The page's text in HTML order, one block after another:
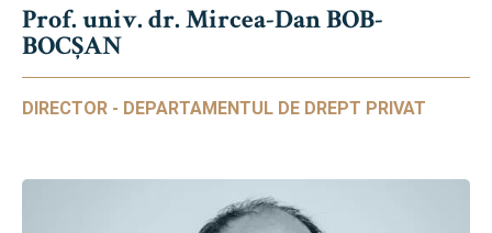
Prof. univ. dr. Mircea-Dan BOB-
BOCȘAN
DIRECTOR - DEPARTAMENTUL DE DREPT PRIVAT